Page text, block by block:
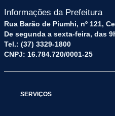
Informações da Prefeitura
Rua Barão de Piumhi, nº 121,
De segunda a sexta-feira, das
Tel.: (37) 3329-1800
CNPJ: 16.784.720/0001-25
SERVIÇOS